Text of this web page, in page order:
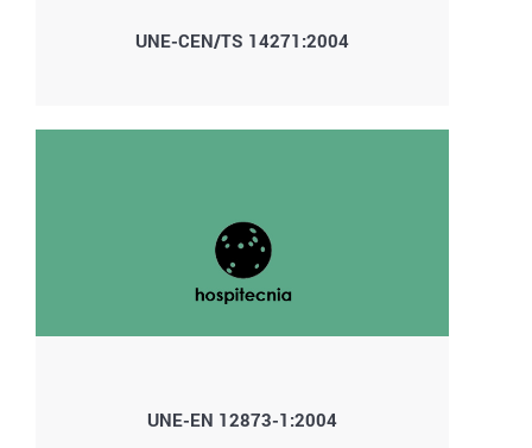
UNE-CEN/TS 14271:2004
UNE-EN 12873-1:2004